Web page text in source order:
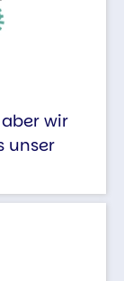
wir
unser